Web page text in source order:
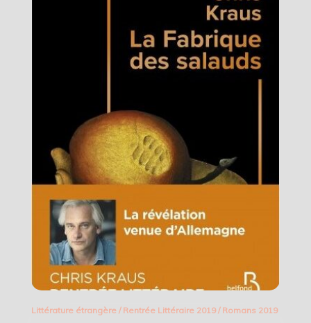
Littérature étrangère/ Rentrée Littéraire 2019/ Romans 2019